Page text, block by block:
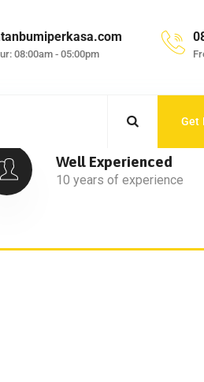
08:00am - 05:00pm
Get
Well Experienced
10 years of experience